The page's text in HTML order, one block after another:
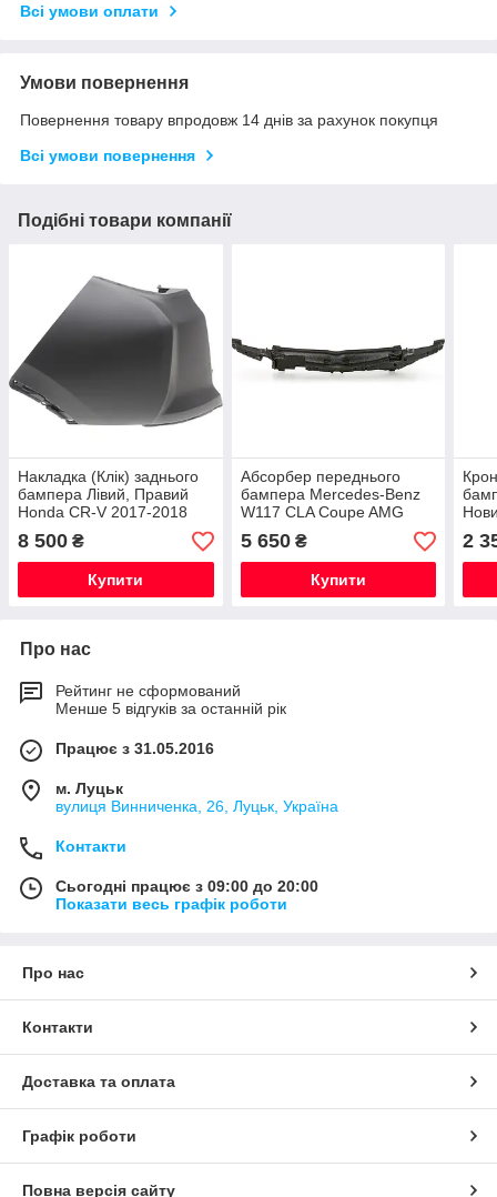
Всі умови оплати
Умови повернення
Повернення товару впродовж 14 днів за рахунок покупця
Всі умови повернення
Подібні товари компанії
Накладка (Клік) заднього
бампера Лівий, Правий
Honda CR-V 2017-2018
Нова Оригінальна
8 500 ₴
Купити
Абсорбер переднього
бампера Mercedes-Benz
W117 CLA Coupe AMG
Рестайлінг Новий
Оригінальний
5 650₴
Купити
2
Про нас
Рейтинг не сформований
Менше 5 відгуків за останній рік
Працює з 31.05.2016
м. Луцьк
вулиця Винниченка, 26, Луцьк, Україна
Контакти
Сьогодні працює з 09:00 до 20:00
Показати весь графік роботи
Про нас
Контакти
Доставка та оплата
Графік роботи
Повна версія сайту